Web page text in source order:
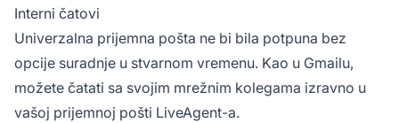
Interni čatovi
Univerzalna prijemna pošta ne bi bila potpuna bez
opcije suradnje u stvarnom vremenu. Kao u Gmailu,
možete čatati sa svojim mrežnim kolegama izravno u
vašoj prijemnoj pošti LiveAgent-a.